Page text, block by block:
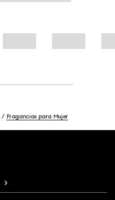
Fragancias para Mujer